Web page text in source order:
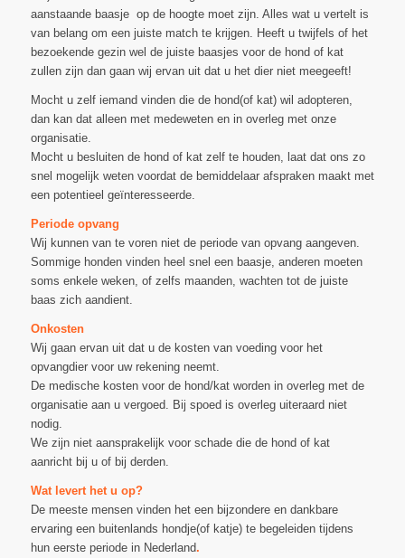
aanstaande baasje op de hoogte moet zijn. Alles wat u vertelt is
van belang om een juiste match te krijgen. Heeft u twijfels of het
bezoekende gezin wel de juiste baasjes voor de hond of kat
zullen zijn dan gaan wij ervan uit dat u het dier niet meegeeft!
Mocht u zelf iemand vinden die de hond(of kat) wil adopteren,
dan kan dat alleen met medeweten en in overleg met onze
organisatie.
Mocht u besluiten de hond of kat zelf te houden, laat dat ons zo
snel mogelijk weten voordat de bemiddelaar afspraken maakt met
een potentieel geïnteresseerde.
Periode opvang
Wij kunnen van te voren niet de periode van opvang aangeven.
Sommige honden vinden heel snel een baasje, anderen moeten
soms enkele weken, of zelfs maanden, wachten tot de juiste
baas zich aandient.
Onkosten
Wij gaan ervan uit dat u de kosten van voeding voor het
opvangdier voor uw rekening neemt.
De medische kosten voor de hond/kat worden in overleg met de
organisatie aan u vergoed. Bij spoed is overleg uiteraard niet
nodig.
We zijn niet aansprakelijk voor schade die de hond of kat
aanricht bij u of bij derden.
Wat levert het u op?
De meeste mensen vinden het een bijzondere en dankbare
ervaring een buitenlands hondje(of katje) te begeleiden tijdens
hun eerste periode in Nederland.